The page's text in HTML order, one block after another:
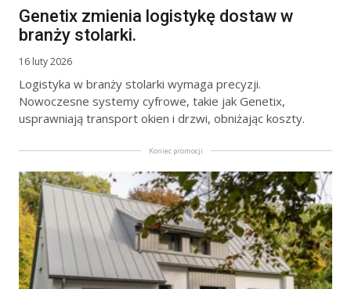
Genetix zmienia logistykę dostaw w
branży stolarki.
16 luty 2026
Logistyka w branży stolarki wymaga precyzji.
Nowoczesne systemy cyfrowe, takie jak Genetix,
usprawniają transport okien i drzwi, obniżając koszty.
Koniec promocji